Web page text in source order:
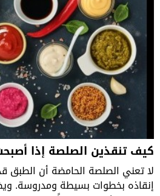
كيف تنقذين الصلصة إذا
لا تعني الصلصة الحامضة أن الطبق
إنقاذه بخطوات بسيطة ومدروسة.